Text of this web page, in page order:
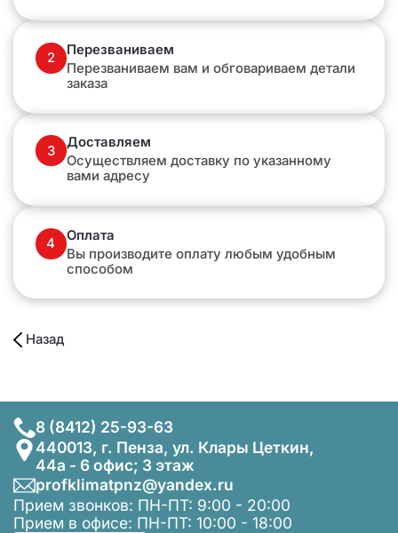
2
Перезваниваем
Перезваниваем вам и обговариваем детали
заказа
3
Доставляем
Осуществляем доставку по указанному
вами адресу
4
Оплата
Вы производите оплату любым удобным
способом
Назад
8 (8412) 25-93-63
440013, г. Пенза, ул. Клары Цеткин,
44а - 6 офис; 3 этаж
profklimatpnz@yandex.ru
Прием звонков: ПН-ПТ: 9:00 - 20:00
Прием в офисе: ПН-ПТ: 10:00 - 18:00